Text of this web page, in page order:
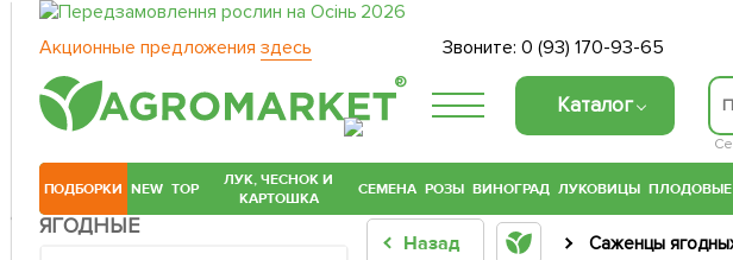
Акционные предложения здесь Звоните:0 (93) 170-93-65
®
Каталог
ПОДБОРКИ NEW TOP
ЛУК, ЧЕСНОК И
КАРТОШКА
СЕМЕНА РОЗЫ ВИНОГРАД ЛУКОВИЦЫ ПЛОДОВЫЕ
ЯГОДНЫЕ
Назад Саженцы